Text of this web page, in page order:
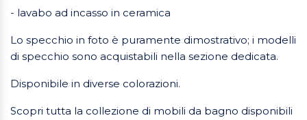
- lavabo ad incasso in ceramica
Lo specchio in foto è puramente dimostrativo; i modelli
di specchio sono acquistabili nella sezione dedicata.
Disponibile in diverse colorazioni.
Scopri tutta la collezione di mobili da bagno disponibili